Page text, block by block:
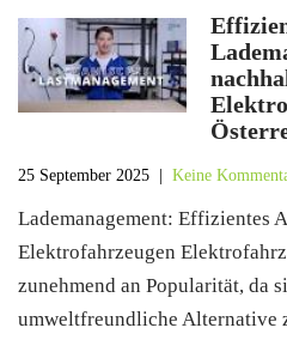
25 September 2025 Keine
Lademanagement: Effizientes
Elektrofahrzeugen
zunehmend an Popularität, da
umweltfreundliche Alternative